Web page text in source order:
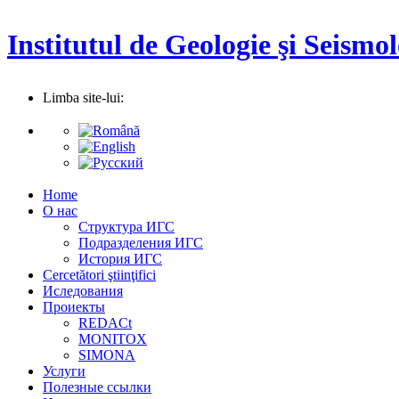
Institutul de Geologie şi
Limba site-lui:
Home
О нас
Структура ИГС
Подразделения ИГС
История ИГС
Cercetători ştiinţifici
Иследования
Проиекты
REDACt
MONITOX
SIMONA
Услуги
Полезные ссылки